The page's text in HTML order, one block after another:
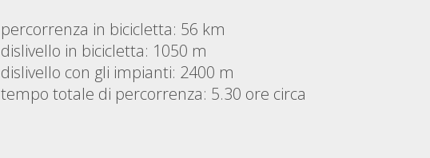
percorrenza in bicicletta: 56 km
dislivello in bicicletta: 1050 m
dislivello con gli impianti: 2400 m
tempo totale di percorrenza: 5.30 ore circa